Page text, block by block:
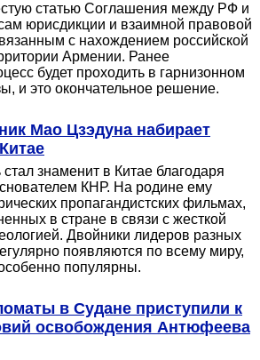
статью Соглашения между РФ и
юрисдикции и взаимной правовой
с нахождением российской
Армении. Ранее
будет проходить в гарнизонном
и это окончательное решение.
Мао Цзэдуна набирает
знаменит в Китае благодаря
КНР. На родине ему
пропагандистских фильмах,
в стране в связи с жесткой
Двойники лидеров разных
появляются по всему миру,
популярны.
в Судане приступили к
освобождения Антюфеева